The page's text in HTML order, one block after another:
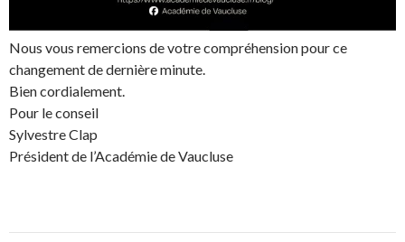
Nous vous remercions de votre compréhension pour ce
changement de dernière minute.
Bien cordialement.
Pour le conseil
Sylvestre Clap
Président de l’Académie de Vaucluse